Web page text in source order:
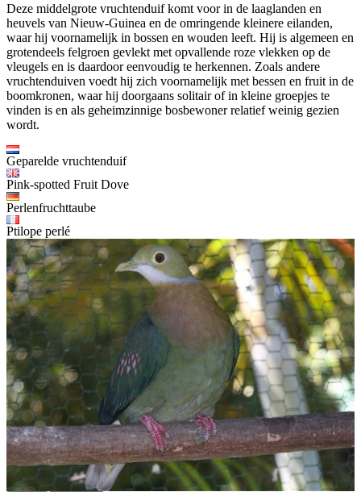
Deze middelgrote vruchtenduif komt voor in de laaglanden en
heuvels van Nieuw-Guinea en de omringende kleinere eilanden,
waar hij voornamelijk in bossen en wouden leeft. Hij is algemeen en
grotendeels felgroen gevlekt met opvallende roze vlekken op de
vleugels en is daardoor eenvoudig te herkennen. Zoals andere
vruchtenduiven voedt hij zich voornamelijk met bessen en fruit in de
boomkronen, waar hij doorgaans solitair of in kleine groepjes te
vinden is en als geheimzinnige bosbewoner relatief weinig gezien
wordt.
Geparelde vruchtenduif
Pink-spotted Fruit Dove
Perlenfruchttaube
Ptilope perlé